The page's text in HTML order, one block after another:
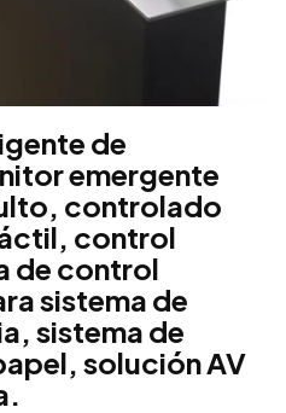
de
emergente
controlado
control
de control
sistema de
sistema de
solución AV